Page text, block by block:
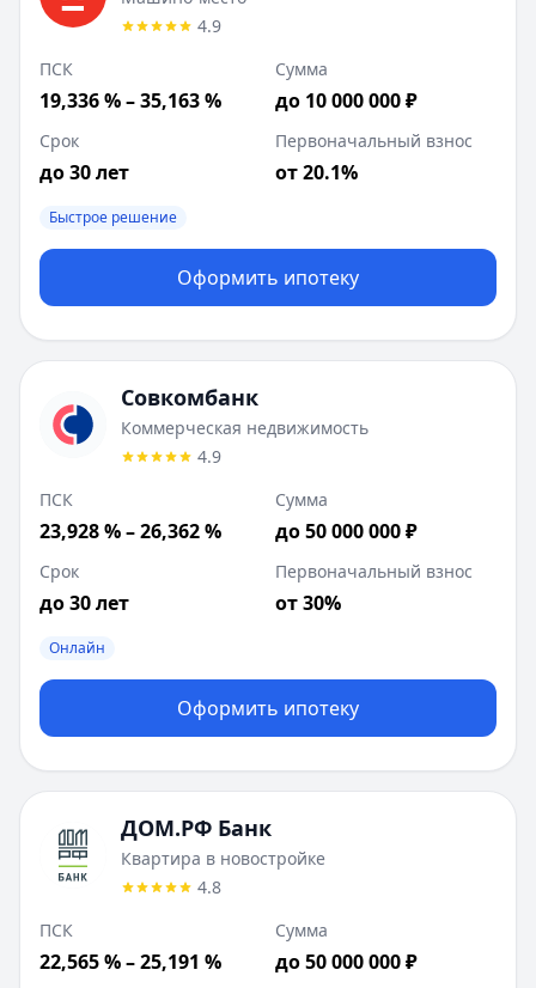
4.9
ПСК
19,336 % – 35,163 %
Сумма
до 10 000 000 ₽
Срок
до 30 лет
Первоначальный взнос
от 20.1%
Быстрое решение
Оформить ипотеку
Совкомбанк
Коммерческая недвижимость
4.9
ПСК
23,928 % – 26,362 %
Сумма
до 50 000 000 ₽
Срок
до 30 лет
Первоначальный взнос
от 30%
Онлайн
Оформить ипотеку
ДОМ.РФ Банк
Квартира в новостройке
4.8
ПСК
22,565 % – 25,191 %
Сумма
до 50 000 000 ₽